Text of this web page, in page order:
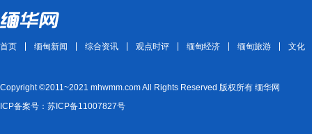
首页 缅甸新闻 综合资讯 观点时评 缅甸经济 缅甸旅游 文化
Copyright ©2011~2021 mhwmm.com All Rights Reserved 版权所有 缅华网
ICP备案号：苏ICP备11007827号